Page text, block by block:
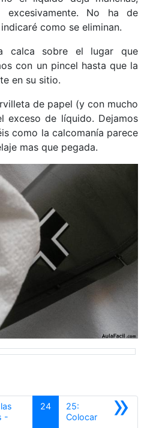
No ha de
como se eliminan.
calca sobre el lugar que
con un pincel hasta que la
en su sitio.
de papel (y con mucho
exceso de líquido. Dejamos
como la calcomanía parece
mas que pegada.
-
24 »
25:
Colocar